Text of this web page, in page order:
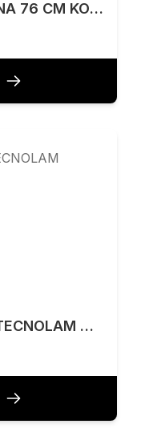
CAMPANA BAJO ALACENA 76 CM KOBLENZ MODELO CMK-76 B
PARRILLA A GAS 70 CM TECNOLAM MODELO VETRO705.NE